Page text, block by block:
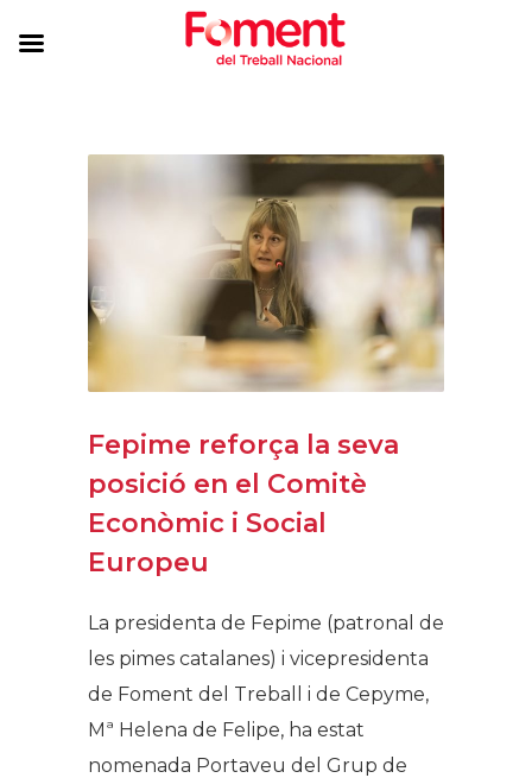
Fepime reforça la seva
posició en el Comitè
Econòmic i Social
Europeu
La presidenta de Fepime (patronal de
les pimes catalanes) i vicepresidenta
de Foment del Treball i de Cepyme,
Mª Helena de Felipe, ha estat
nomenada Portaveu del Grup de